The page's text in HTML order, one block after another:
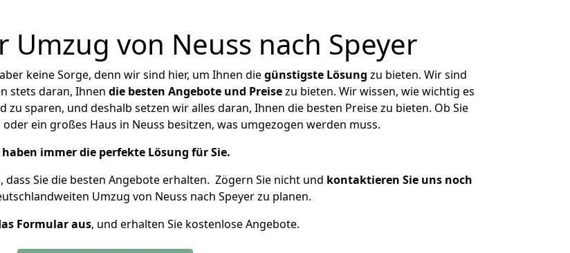
von Neuss nach Speyer
keine Sorge, denn wir sind hier, um Ihnen diegünstigste Lösung zu bieten. Wir sind
stets daran, Ihnen die besten Angebote und Preisezu bieten. Wir wissen, wie wichtig es
zu sparen, und deshalb setzen wir alles daran, Ihnen die besten Preise zu bieten. Ob Sie
ein großes Haus in Neuss besitzen, was umgezogen werden muss.
immer die perfekte Lösung für Sie.
Sie die besten Angebote erhalten. Zögern Sie nicht und kontaktieren Sie uns noch
Umzug von Neuss nach Speyer zu planen.
Formular aus, und erhalten Sie kostenlose Angebote.